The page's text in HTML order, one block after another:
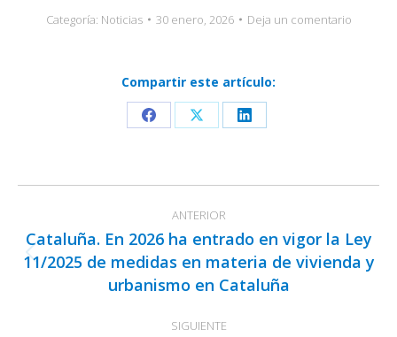
Categoría: Noticias 30 enero, 2026 Deja un comentario
Compartir este artículo:
Share
Facebook
Share
X
Share
LinkedIn
entre
publicaciones
ANTERIOR
Publicación
anterior:
Cataluña. En 2026 ha entrado en vigor la Ley
11/2025 de medidas en materia de vivienda y
urbanismo en Cataluña
SIGUIENTE